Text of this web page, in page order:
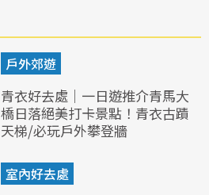
戶外郊遊
青衣好去處｜一日遊推介青馬大
橋日落絕美打卡景點！青衣古蹟
天梯/必玩戶外攀登牆
室內好去處